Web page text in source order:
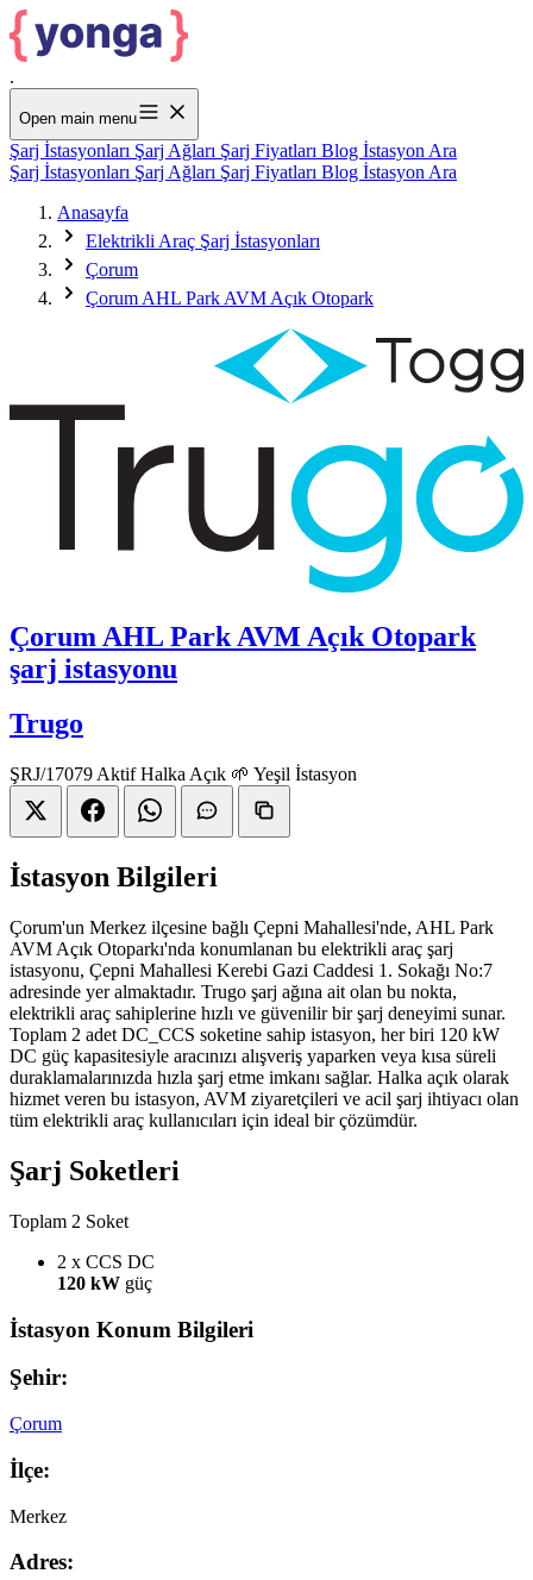
.
Open main menu
Şarj İstasyonları Şarj Ağları Şarj Fiyatları Blog İstasyon Ara
Şarj İstasyonları Şarj Ağları Şarj Fiyatları Blog İstasyon Ara
Anasayfa
Elektrikli Araç Şarj İstasyonları
Çorum
Çorum AHL Park AVM Açık Otopark
Çorum AHL Park AVM Açık Otopark
şarj istasyonu
Trugo
ŞRJ/17079 AktifHalka Açık 🌱 Yeşil İstasyon
İstasyon Bilgileri
Çorum'un Merkez ilçesine bağlı Çepni Mahallesi'nde, AHL Park
AVM Açık Otoparkı'nda konumlanan bu elektrikli araç şarj
istasyonu, Çepni Mahallesi Kerebi Gazi Caddesi 1. Sokağı No:7
adresinde yer almaktadır. Trugo şarj ağına ait olan bu nokta,
elektrikli araç sahiplerine hızlı ve güvenilir bir şarj deneyimi sunar.
Toplam 2 adet DC_CCS soketine sahip istasyon, her biri 120 kW
DC güç kapasitesiyle aracınızı alışveriş yaparken veya kısa süreli
duraklamalarınızda hızla şarj etme imkanı sağlar. Halka açık olarak
hizmet veren bu istasyon, AVM ziyaretçileri ve acil şarj ihtiyacı olan
tüm elektrikli araç kullanıcıları için ideal bir çözümdür.
Şarj Soketleri
Toplam 2 Soket
2 x CCS DC
120 kW güç
İstasyon Konum Bilgileri
Şehir:
Çorum
İlçe:
Merkez
Adres: